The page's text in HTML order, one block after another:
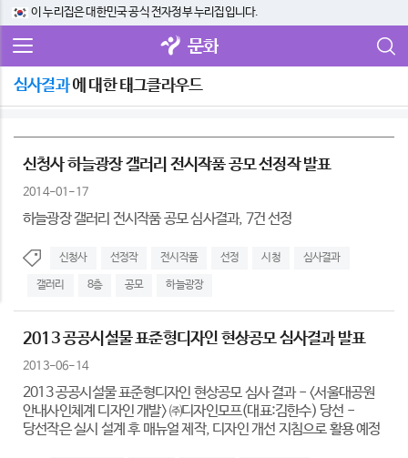
이 누리집은 대한민국 공식 전자정부 누리집입니다.
문화
심사결과에 대한 태그클라우드
신청사 하늘광장 갤러리 전시작품 공모 선정작 발표
2014-01-17
하늘광장 갤러리 전시작품 공모 심사결과, 7건 선정
신청사 선정작 전시작품 선정 시청 심사결과
갤러리 8층 공모 하늘광장
2013 공공시설물 표준형디자인 현상공모 심사결과 발표
2013-06-14
2013 공공시설물 표준형디자인 현상공모 심사 결과 - <서울대공원
안내사인체계 디자인 개발> ㈜디자인모프(대표:김한수) 당선 -
당선작은 실시 설계 후 매뉴얼 제작, 디자인 개선 지침으로 활용 예정